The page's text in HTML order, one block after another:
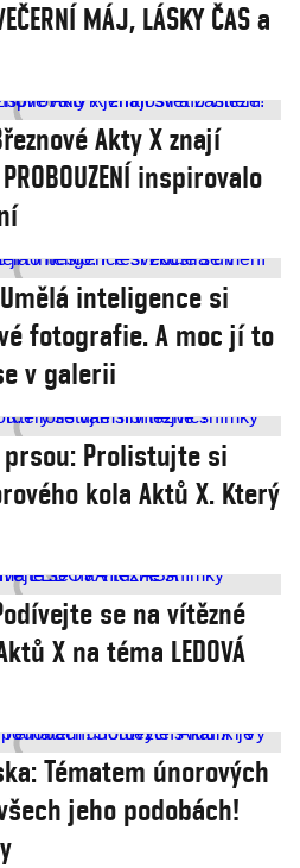
MÁJ, LÁSKY ČAS a
Akty X znají
inspirovalo
inteligence si
fotografie. A moc jí to
v galerii
Prolistujte si
kola Aktů X. Který
se na vítězné
X na téma LEDOVÁ
Tématem únorových
jeho podobách!